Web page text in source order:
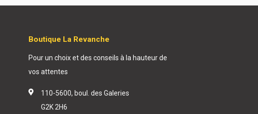
Boutique La Revanche
Pour un choix et des conseils à la hauteur de
vos attentes
110-5600, boul. des Galeries
G2K 2H6